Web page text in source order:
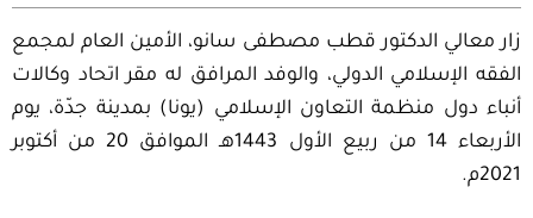
زار معالي الدكتور قطب مصطفى سانو، الأمين العام لمجمع
الفقه الإسلامي الدولي، والوفد المرافق له مقر اتحاد وكالات
أنباء دول منظمة التعاون الإسلامي (يونا) بمدينة جدّة، يوم
الأربعاء 14 من ربيع الأول 1443هـ الموافق 20 من أكتوبر
2021م.